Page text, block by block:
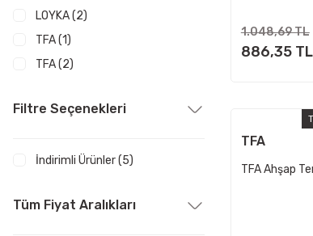
LOYKA (2)
TFA (1)
TFA (2)
Filtre Seçenekleri
İndirimli Ürünler (5)
Tüm Fiyat Aralıkları
1.048,69 TL
886,35 TL
TFA
TFA Ahşap